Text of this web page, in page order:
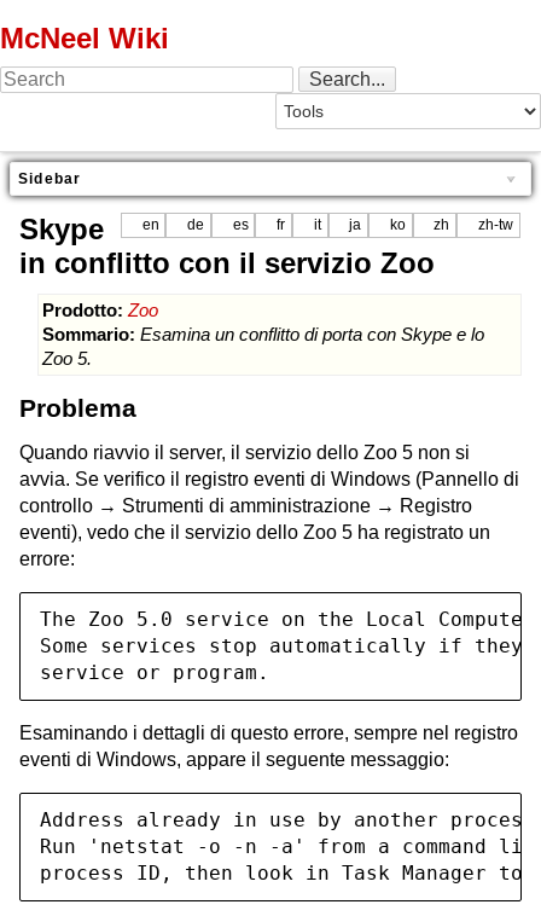
McNeel Wiki
Sidebar
en de es fr it ja ko zh zh-tw
Skype
in conflitto con il servizio Zoo
Prodotto: Zoo
Sommario: Esamina un conflitto di porta con Skype e lo
Zoo 5.
Problema
Quando riavvio il server, il servizio dello Zoo 5 non si
avvia. Se verifico il registro eventi di Windows (Pannello di
controllo → Strumenti di amministrazione → Registro
eventi), vedo che il servizio dello Zoo 5 ha registrato un
errore:
The Zoo 5.0 service on the Local
Some services stop automatically if they
service or program.
Esaminando i dettagli di questo errore, sempre nel registro
eventi di Windows, appare il seguente messaggio:
Address already in use by another
Run 'netstat -o -n -a' from a command
process ID, then look in Task Manager